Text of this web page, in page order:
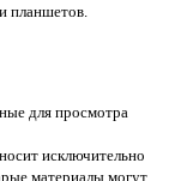
планшетов.
для просмотра
исключительно
материалы могут